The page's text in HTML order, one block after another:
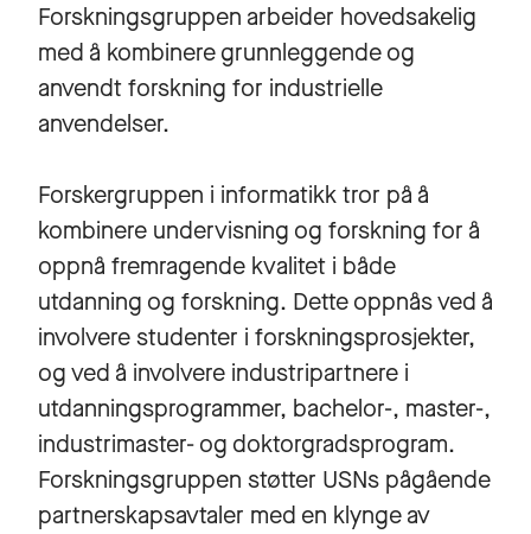
Forskningsgruppen arbeider hovedsakelig
med å kombinere grunnleggende og
anvendt forskning for industrielle
anvendelser.
Forskergruppen i informatikk tror på å
kombinere undervisning og forskning for å
oppnå fremragende kvalitet i både
utdanning og forskning. Dette oppnås ved å
involvere studenter i forskningsprosjekter,
og ved å involvere industripartnere i
utdanningsprogrammer, bachelor-, master-,
industrimaster- og doktorgradsprogram.
Forskningsgruppen støtter USNs pågående
partnerskapsavtaler med en klynge av